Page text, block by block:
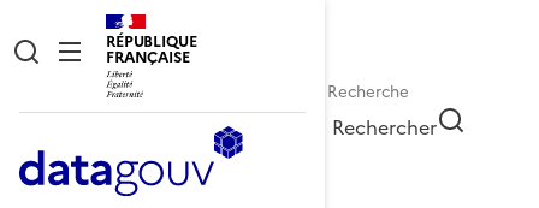
RÉPUBLIQUE
FRANÇAISE
Rechercher